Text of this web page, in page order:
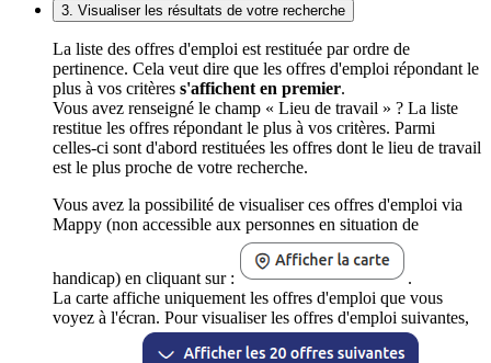
3. Visualiser les résultats de votre recherche
La liste des offres d'emploi est restituée par ordre de
pertinence. Cela veut dire que les offres d'emploi répondant le
plus à vos critères s'affichent en premier.
Vous avez renseigné le champ « Lieu de travail » ? La liste
restitue les offres répondant le plus à vos critères. Parmi
celles-ci sont d'abord restituées les offres dont le lieu de travail
est le plus proche de votre recherche.
Vous avez la possibilité de visualiser ces offres d'emploi via
Mappy (non accessible aux personnes en situation de
handicap) en cliquant sur :
.
La carte affiche uniquement les offres d'emploi que vous
voyez à l'écran. Pour visualiser les offres d'emploi suivantes,